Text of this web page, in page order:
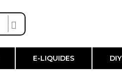
E-LIQUIDES DIY